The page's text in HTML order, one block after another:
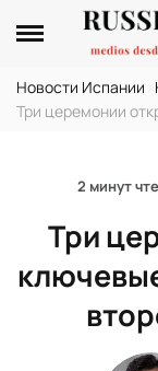
Новости Испании
Три церемонии
2 минут
Три